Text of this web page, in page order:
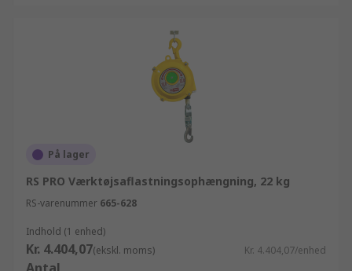
På lager
RS PRO Værktøjsaflastningsophængning, 22 kg
RS-varenummer 665-628
Indhold (1 enhed)
Kr. 4.404,07(ekskl. moms) Kr. 4.404,07/enhed